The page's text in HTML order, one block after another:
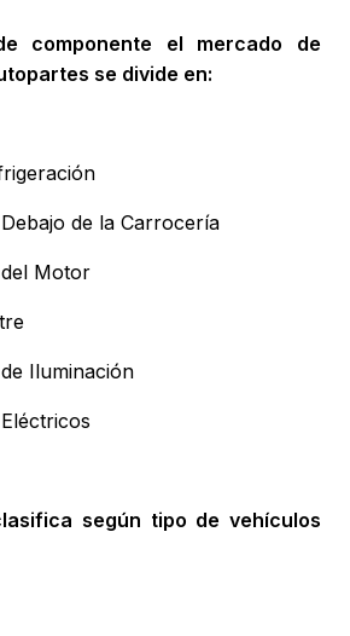
componente el mercado de
se divide en:
de la Carrocería
Motor
Iluminación
según tipo de vehículos